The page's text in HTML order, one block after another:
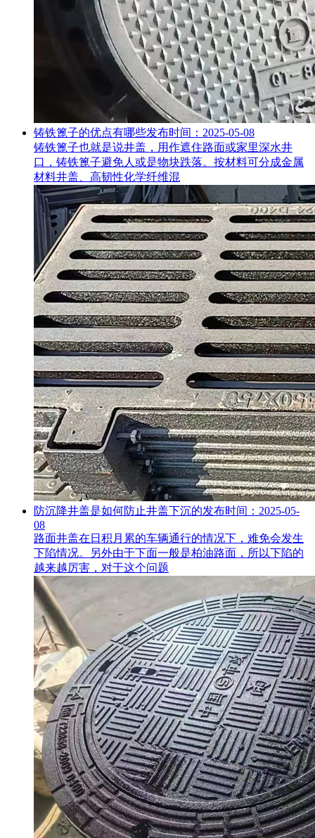
铸铁篦子的优点有哪些发布时间：2025-05-08
铸铁篦子也就是说井盖，用作遮住路面或家里深水井
口，铸铁篦子避免人或是物块跌落。按材料可分成金属
材料井盖、高韧性化学纤维混
防沉降井盖是如何防止井盖下沉的发布时间：2025-05-
08
路面井盖在日积月累的车辆通行的情况下，难免会发生
下陷情况。另外由于下面一般是柏油路面，所以下陷的
越来越厉害，对于这个问题